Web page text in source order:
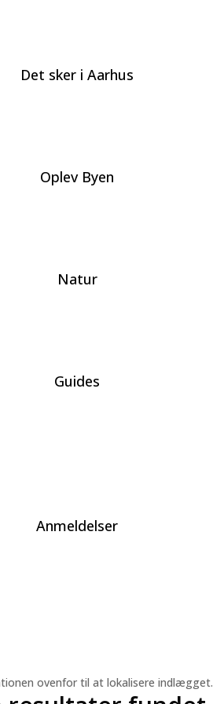
Det sker i Aarhus
Oplev Byen
Natur
Guides
Anmeldelser
ovenfor til at lokalisere indlægget.